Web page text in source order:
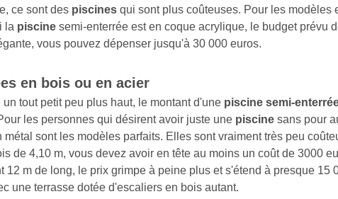
ce sont des piscines qui sont plus coûteuses. Pour les modèles
la piscine semi-enterrée est en coque acrylique, le budget prévu
vous pouvez dépenser jusqu'à 30 000 euros.
en bois ou en acier
tout petit peu plus haut, le montant d'une piscine semi-
les personnes qui désirent avoir juste une piscine sans pour
métal sont les modèles parfaits. Elles sont vraiment très peu
de 4,10 m, vous devez avoir en tête au moins un coût de 3000
12 m de long, le prix grimpe à peine plus et s'étend à presque 15
une terrasse dotée d'escaliers en bois autant.